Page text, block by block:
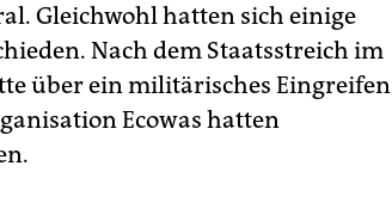
Gleichwohl hatten sich einige
Nach dem Staatsstreich im
über ein militärisches Eingreifen
Ecowas hatten